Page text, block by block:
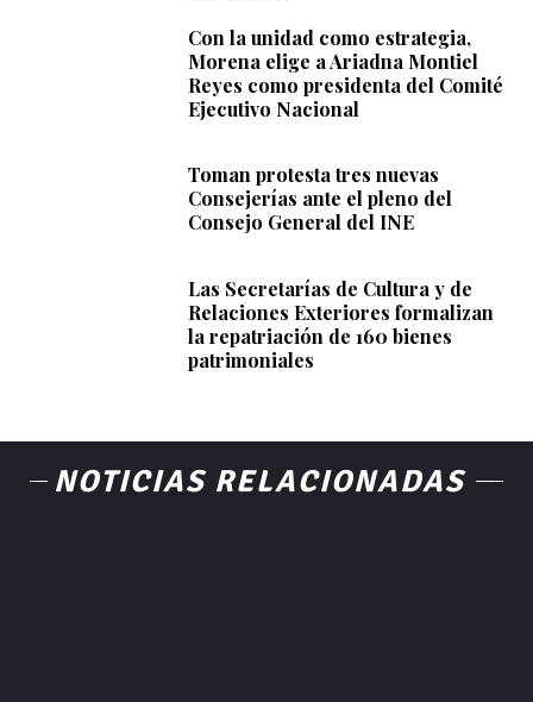
Con la unidad como estrategia,
Morena elige a Ariadna Montiel
Reyes como presidenta del Comité
Ejecutivo Nacional
Toman protesta tres nuevas
Consejerías ante el pleno del
Consejo General del INE
Las Secretarías de Cultura y de
Relaciones Exteriores formalizan
la repatriación de 160 bienes
patrimoniales
NOTICIAS RELACIONADAS